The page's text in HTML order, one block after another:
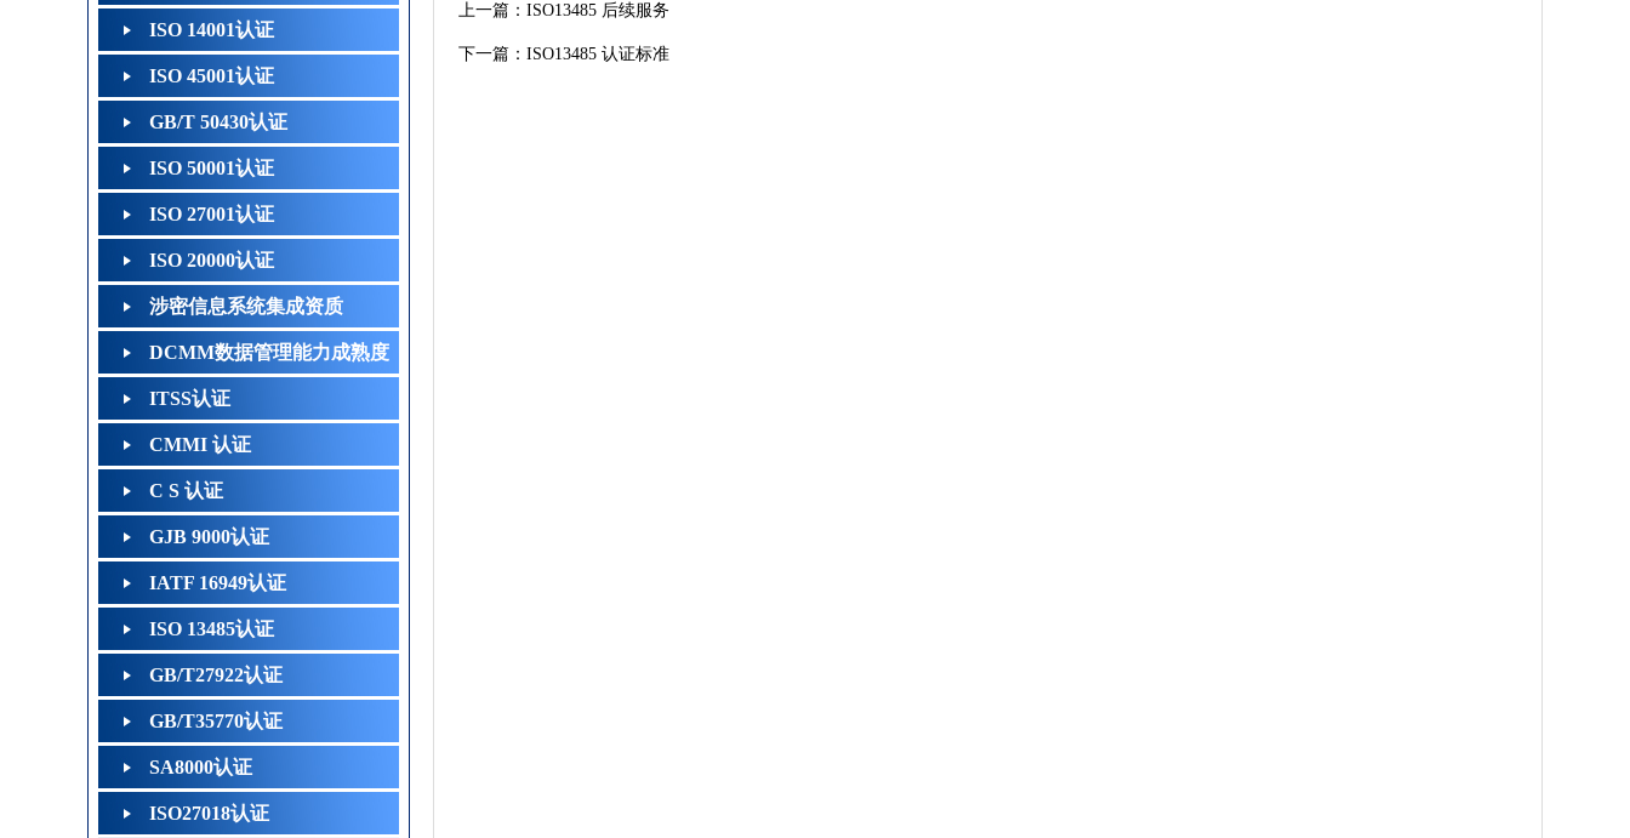
ISO 14001认证
ISO 45001认证
GB/T 50430认证
ISO 50001认证
ISO 27001认证
ISO 20000认证
涉密信息系统集成资质
DCMM数据管理能力成熟度
ITSS认证
CMMI 认证
C S 认证
GJB 9000认证
IATF 16949认证
ISO 13485认证
GB/T27922认证
GB/T35770认证
SA8000认证
ISO27018认证
上一篇： ISO13485 后续服务
下一篇： ISO13485 认证标准